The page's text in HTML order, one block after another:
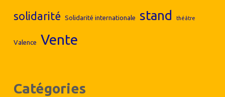
solidarité Solidarité internationale stand théâtre
Valence Vente
Catégories